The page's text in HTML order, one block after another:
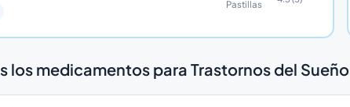
Pastillas
los medicamentos para Trastornos del Sueño